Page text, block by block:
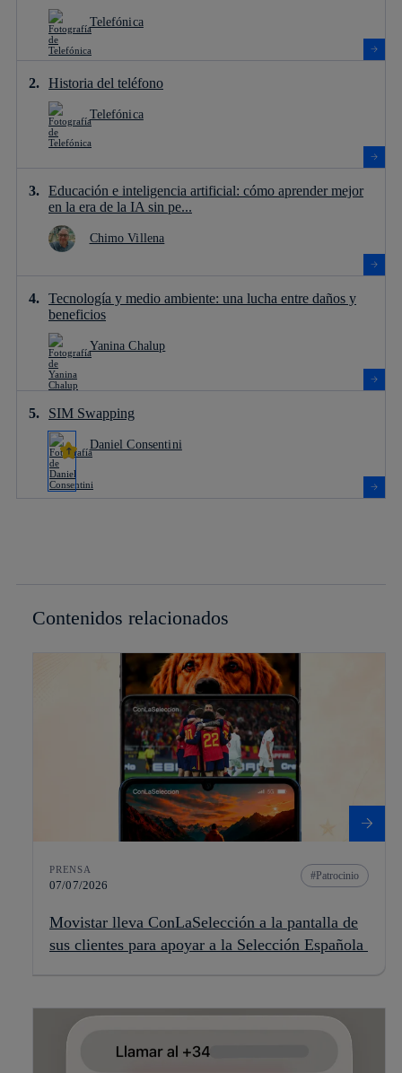
Telefónica
Historia del teléfono
Telefónica
Educación e inteligencia artificial: cómo aprender mejor
en la era de la IA sin pe...
Chimo Villena
Tecnología y medio ambiente: una lucha entre daños y
beneficios
Yanina Chalup
SIM Swapping
Daniel Consentini
Contenidos relacionados
PRENSA
07/07/2026
Patrocinio
Movistar lleva ConLaSelección a la pantalla de
sus clientes para apoyar a la Selección Española